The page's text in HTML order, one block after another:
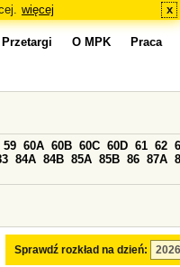
więcej x
Przetargi O MPK Praca
Sprawdź rozkład na dzień:
59 60A 60B 60C 60D 61 62
84A 84B 85A 85B 86 87A